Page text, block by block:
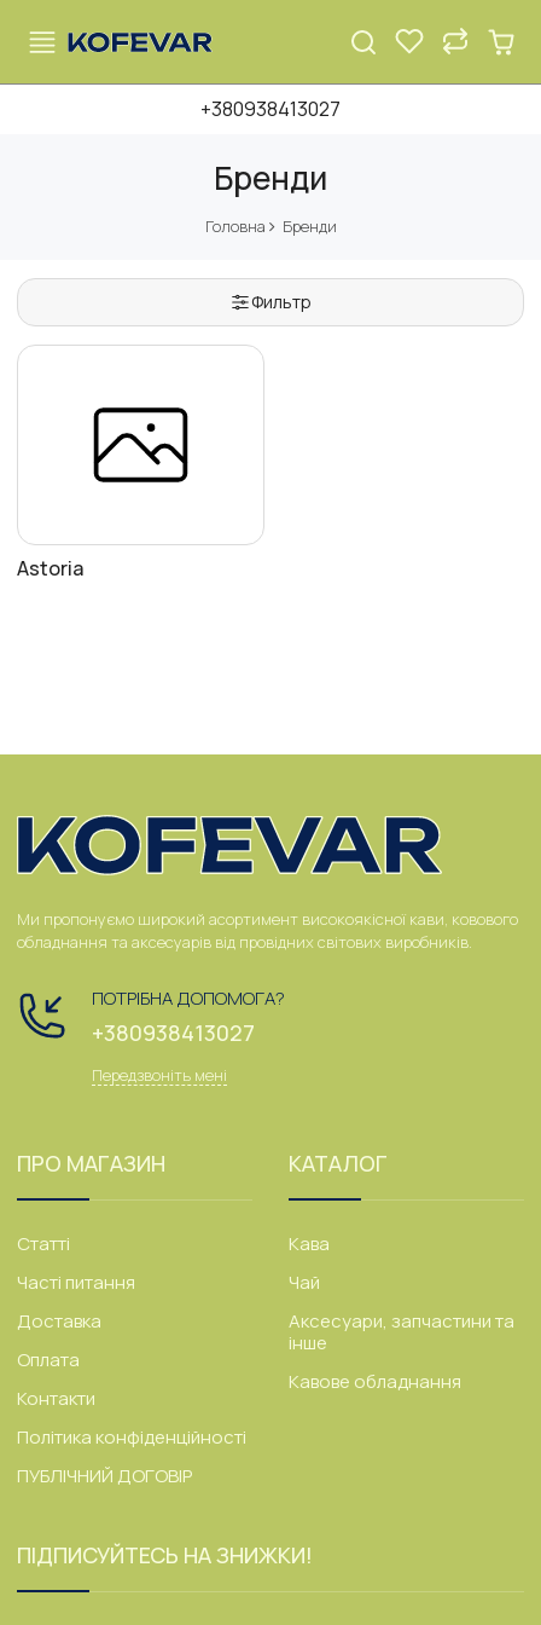
+380938413027
Бренди
Головна Бренди
Фильтр
Astoria
Ми пропонуємо широкий асортимент високоякісної кави, ковового
обладнання та аксесуарів від провідних світових виробників.
ПОТРІБНА ДОПОМОГА?
+380938413027
Передзвоніть мені
ПРО МАГАЗИН
Статті
Часті питання
Доставка
Оплата
Контакти
Політика конфіденційності
ПУБЛІЧНИЙ ДОГОВІР
КАТАЛОГ
Кава
Чай
Аксесуари, запчастини та
інше
Кавове обладнання
ПІДПИСУЙТЕСЬ НА ЗНИЖКИ!